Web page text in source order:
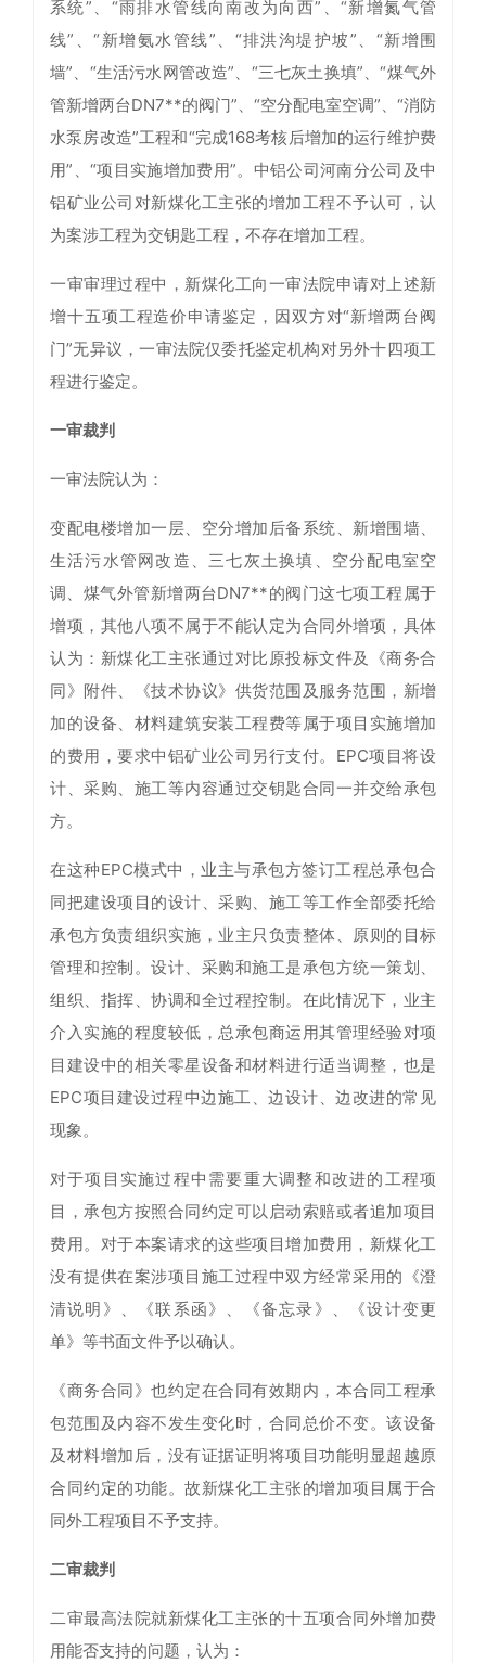
系统”、“雨排水管线向南改为向西”、“新增氮气管
线”、“新增氨水管线”、“排洪沟堤护坡”、“新增围
墙”、“生活污水网管改造”、“三七灰土换填”、“煤气外
管新增两台DN7**的阀门”、“空分配电室空调”、“消防
水泵房改造”工程和“完成168考核后增加的运行维护费
用”、“项目实施增加费用”。中铝公司河南分公司及中
铝矿业公司对新煤化工主张的增加工程不予认可，认
为案涉工程为交钥匙工程，不存在增加工程。
一审审理过程中，新煤化工向一审法院申请对上述新
增十五项工程造价申请鉴定，因双方对“新增两台阀
门”无异议，一审法院仅委托鉴定机构对另外十四项工
程进行鉴定。
一审裁判
一审法院认为：
变配电楼增加一层、空分增加后备系统、新增围墙、
生活污水管网改造、三七灰土换填、空分配电室空
调、煤气外管新增两台DN7**的阀门这七项工程属于
增项，其他八项不属于不能认定为合同外增项，具体
认为：新煤化工主张通过对比原投标文件及《商务合
同》附件、《技术协议》供货范围及服务范围，新增
加的设备、材料建筑安装工程费等属于项目实施增加
的费用，要求中铝矿业公司另行支付。EPC项目将设
计、采购、施工等内容通过交钥匙合同一并交给承包
方。
在这种EPC模式中，业主与承包方签订工程总承包合
同把建设项目的设计、采购、施工等工作全部委托给
承包方负责组织实施，业主只负责整体、原则的目标
管理和控制。设计、采购和施工是承包方统一策划、
组织、指挥、协调和全过程控制。在此情况下，业主
介入实施的程度较低，总承包商运用其管理经验对项
目建设中的相关零星设备和材料进行适当调整，也是
EPC项目建设过程中边施工、边设计、边改进的常见
现象。
对于项目实施过程中需要重大调整和改进的工程项
目，承包方按照合同约定可以启动索赔或者追加项目
费用。对于本案请求的这些项目增加费用，新煤化工
没有提供在案涉项目施工过程中双方经常采用的《澄
清说明》、《联系函》、《备忘录》、《设计变更
单》等书面文件予以确认。
《商务合同》也约定在合同有效期内，本合同工程承
包范围及内容不发生变化时，合同总价不变。该设备
及材料增加后，没有证据证明将项目功能明显超越原
合同约定的功能。故新煤化工主张的增加项目属于合
同外工程项目不予支持。
二审裁判
二审最高法院就新煤化工主张的十五项合同外增加费
用能否支持的问题，认为：